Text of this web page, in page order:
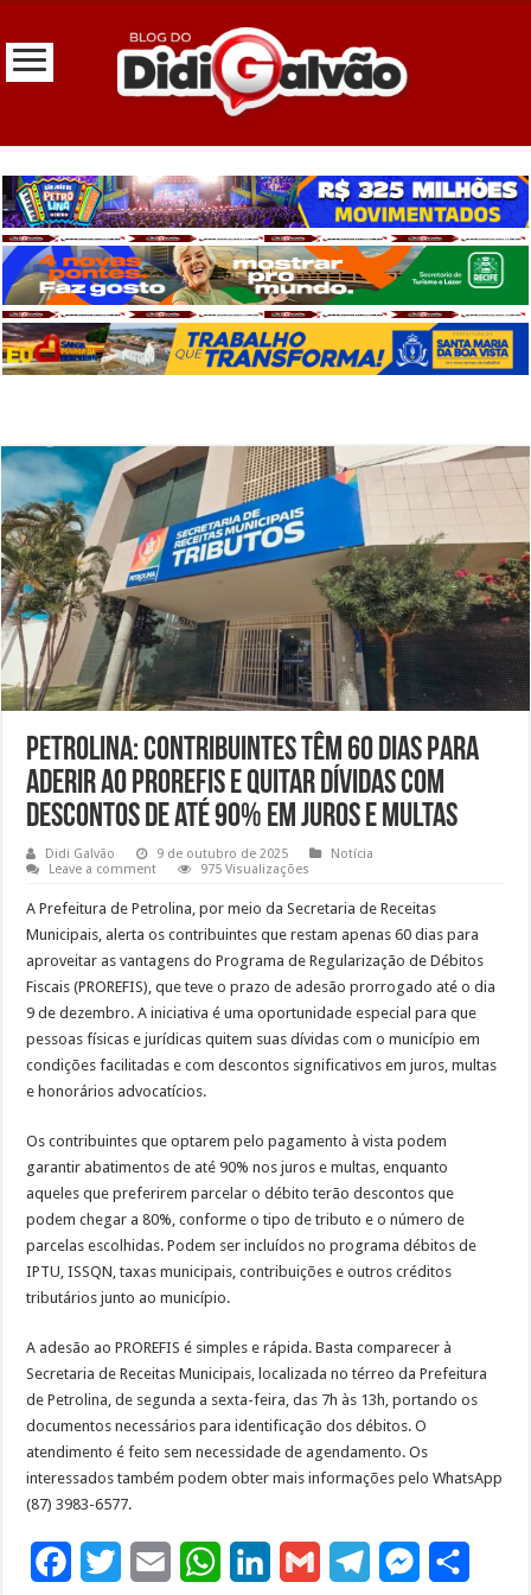
Petrolina: Contribuintes têm 60 dias para
aderir ao PROREFIS e quitar dívidas com
descontos de até 90% em juros e multas
Didi Galvão 9 de outubro de 2025
Notícia
Leave a comment
975 Visualizações
A Prefeitura de Petrolina, por meio da Secretaria de Receitas
Municipais, alerta os contribuintes que restam apenas 60 dias para
aproveitar as vantagens do Programa de Regularização de Débitos
Fiscais (PROREFIS), que teve o prazo de adesão prorrogado até o dia
9 de dezembro. A iniciativa é uma oportunidade especial para que
pessoas físicas e jurídicas quitem suas dívidas com o município em
condições facilitadas e com descontos significativos em juros, multas
e honorários advocatícios.
Os contribuintes que optarem pelo pagamento à vista podem
garantir abatimentos de até 90% nos juros e multas, enquanto
aqueles que preferirem parcelar o débito terão descontos que
podem chegar a 80%, conforme o tipo de tributo e o número de
parcelas escolhidas. Podem ser incluídos no programa débitos de
IPTU, ISSQN, taxas municipais, contribuições e outros créditos
tributários junto ao município.
A adesão ao PROREFIS é simples e rápida. Basta comparecer à
Secretaria de Receitas Municipais, localizada no térreo da Prefeitura
de Petrolina, de segunda a sexta-feira, das 7h às 13h, portando os
documentos necessários para identificação dos débitos. O
atendimento é feito sem necessidade de agendamento. Os
interessados também podem obter mais informações pelo WhatsApp
(87) 3983-6577.
W
M